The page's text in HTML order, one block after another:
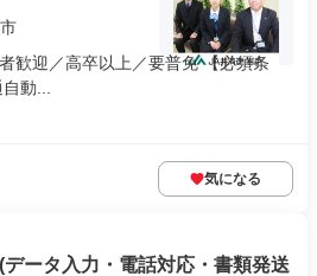
歓迎／高卒以上／要普免 【必須条
動...
気になる
ータ入力・電話対応・書類発送